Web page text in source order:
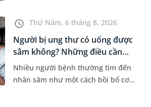
niệu hơn nam giới. Tùy theo
nguyên nhân, mức độ nhiễm trùng
và...
Thứ Năm, 6 tháng 8, 2026
Người bị ung thư có uống được
sâm không? Những điều cần
b...
Nhiều người bệnh thường tìm đến
nhân sâm như một cách bồi bổ cơ